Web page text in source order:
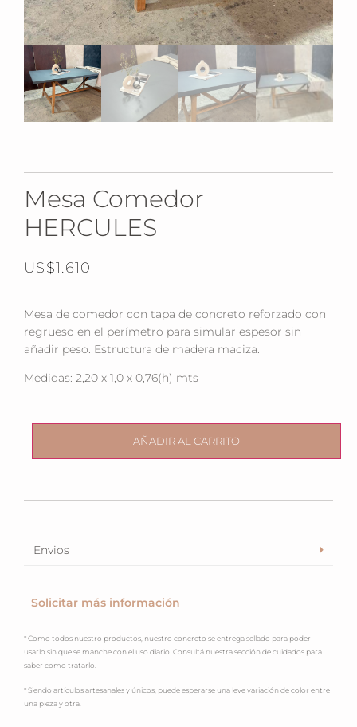
Mesa Comedor
HERCULES
US$1.610
Mesa de comedor con tapa de concreto reforzado con
regrueso en el perímetro para simular espesor sin
añadir peso. Estructura de madera maciza.
Medidas: 2,20 x 1,0 x 0,76(h) mts
AÑADIR AL CARRITO
Envios
Solicitar más información
* Como todos nuestro productos, nuestro concreto se entrega sellado para poder
usarlo sin que se manche con el uso diario. Consultá nuestra sección de cuidados para
saber como tratarlo.
* Siendo artículos artesanales y únicos, puede esperarse una leve variación de color entre
una pieza y otra.